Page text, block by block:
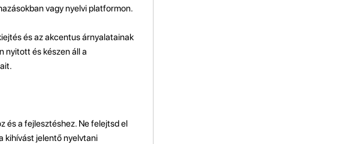
vagy nyelvi platformon.
és az akcentus árnyalatainak
nyitott és készen áll a
és a fejlesztéshez. Ne felejtsd el
kihívást jelentő nyelvtani